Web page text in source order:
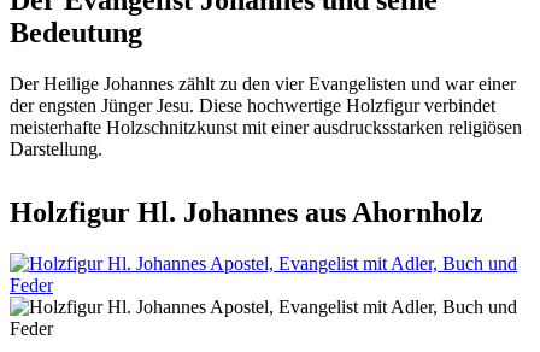
Bedeutung
Der Heilige Johannes zählt zu den vier Evangelisten und war einer
der engsten Jünger Jesu. Diese hochwertige Holzfigur verbindet
meisterhafte Holzschnitzkunst mit einer ausdrucksstarken religiösen
Darstellung.
Holzfigur Hl. Johannes aus Ahornholz